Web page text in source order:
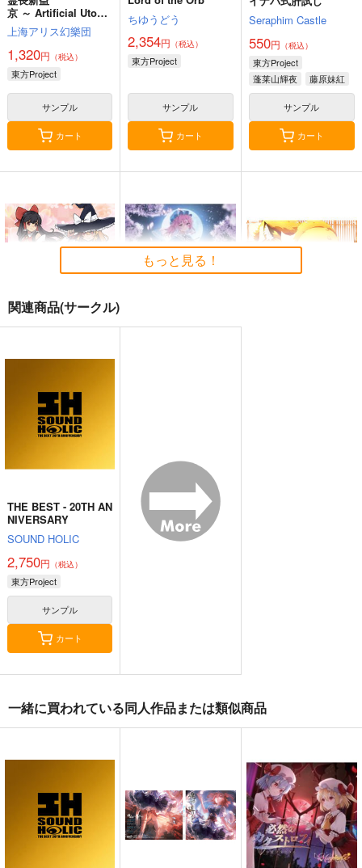
京 ～ Artificial Utopia
in Ruins.
上海アリス幻樂団
1,320円 （税込）
東方Project
サンプル
カート
ちゆうどう
2,354円 （税込）
東方Project
サンプル
カート
Seraphim Castle
550円 （税込）
東方Project
蓬莱山輝夜
藤原妹紅
サンプル
カート
楽集３
2,750円 （税込）
東方Project
サンプル
カート
星に寄せる想い/色は
匂へど散りぬるを
東方Project
サンプル
始まりの雨
サンプル
東方錦上
京 ～ Fossilized Won
1,760円（税込）
東方Project
サンプル
カート
もっと見る！
関連商品(サークル)
THE BEST - 20TH AN
NIVERSARY
SOUND HOLIC
2,750円 （税込）
東方Project
サンプル
カート
一緒に買われている同人作品または類似商品